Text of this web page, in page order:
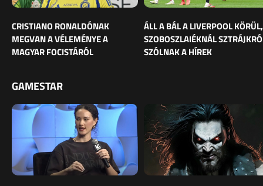
CRISTIANO RONALDÓNAK
MEGVAN A VÉLEMÉNYE A
MAGYAR FOCISTÁRÓL
ÁLL A BÁL A LIVERPOOL KÖRÜL,
SZOBOSZLAIÉKNÁL
SZÓLNAK A HÍREK
GAMESTAR